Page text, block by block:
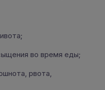
во время еды;
рвота,